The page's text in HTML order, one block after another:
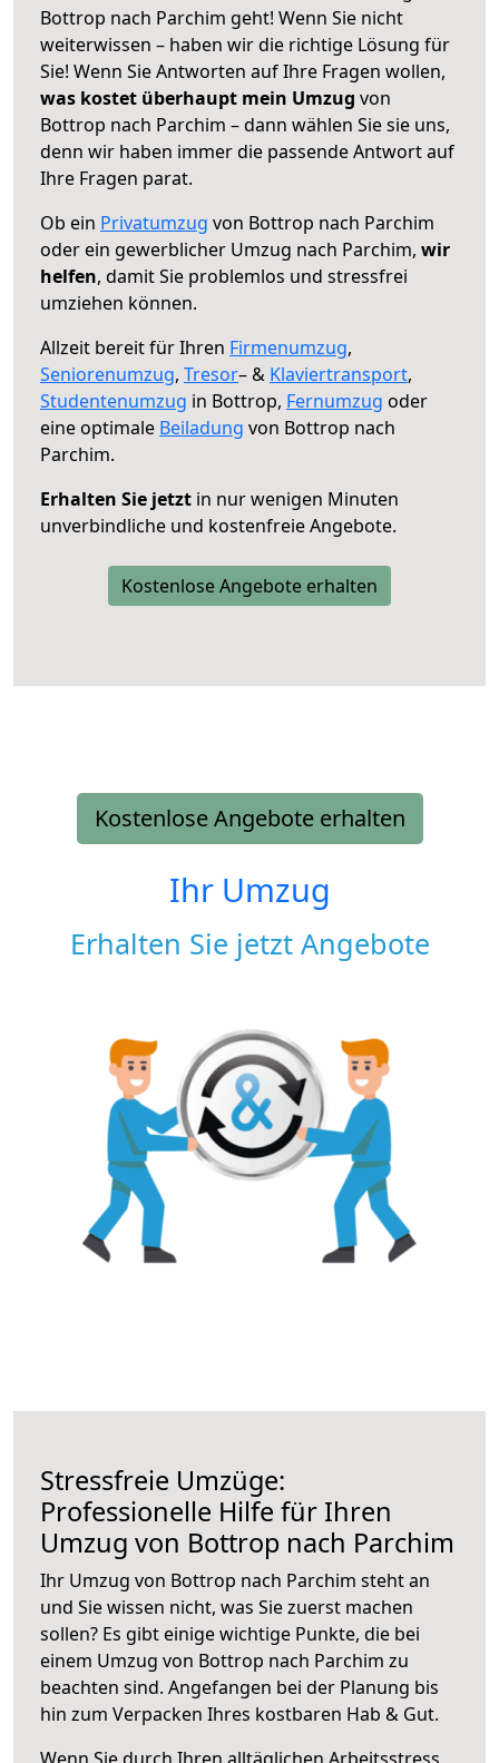
Bottrop nach Parchim geht! Wenn Sie nicht
weiterwissen – haben wir die richtige Lösung für
Sie! Wenn Sie Antworten auf Ihre Fragen wollen,
was kostet überhaupt mein Umzug von
Bottrop nach Parchim – dann wählen Sie sie uns,
denn wir haben immer die passende Antwort auf
Ihre Fragen parat.
Ob ein Privatumzug von Bottrop nach Parchim
oder ein gewerblicher Umzug nach Parchim, wir
helfen, damit Sie problemlos und stressfrei
umziehen können.
Allzeit bereit für Ihren Firmenumzug,
Seniorenumzug, Tresor– & Klaviertransport,
Studentenumzug in Bottrop, Fernumzug oder
eine optimale Beiladung von Bottrop nach
Parchim.
Erhalten Sie jetzt in nur wenigen Minuten
unverbindliche und kostenfreie Angebote.
Kostenlose Angebote erhalten
Kostenlose Angebote erhalten
Ihr Umzug
Erhalten Sie jetzt Angebote
Stressfreie Umzüge:
Professionelle Hilfe für Ihren
Umzug von Bottrop nach Parchim
Ihr Umzug von Bottrop nach Parchim steht an
und Sie wissen nicht, was Sie zuerst machen
sollen? Es gibt einige wichtige Punkte, die bei
einem Umzug von Bottrop nach Parchim zu
beachten sind. Angefangen bei der Planung bis
hin zum Verpacken Ihres kostbaren Hab & Gut.